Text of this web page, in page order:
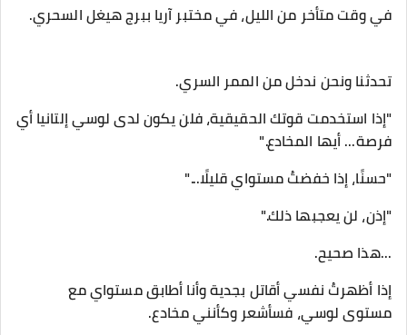
في وقت متأخر من الليل، في مختبر آريا ببرج هيغل السحري.
تحدثنا ونحن ندخل من الممر السري.
"إذا استخدمت قوتك الحقيقية، فلن يكون لدى لوسي إلتانيا أي
فرصة... أيها المخادع."
"حسنًا، إذا خفضتُ مستواي قليلًا..."
"إذن، لن يعجبها ذلك."
...هذا صحيح.
إذا أظهرتُ نفسي أقاتل بجدية وأنا أطابق مستواي مع
مستوى لوسي، فسأشعر وكأنني مخادع.